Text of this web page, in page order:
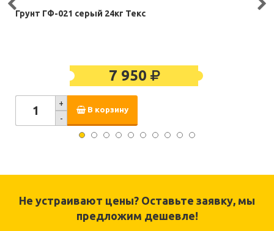
Грунт ГФ-021 серый 24кг Текс
7 950
+
-
В корзину
Не устраивают цены? Оставьте заявку, мы
предложим дешевле!